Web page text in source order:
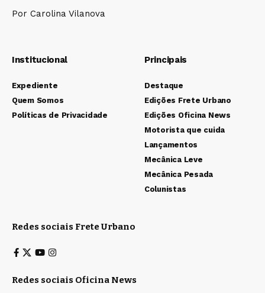
Por Carolina Vilanova
Institucional
Expediente
Quem Somos
Políticas de Privacidade
Principais
Destaque
Edições Frete Urbano
Edições Oficina News
Motorista que cuida
Lançamentos
Mecânica Leve
Mecânica Pesada
Colunistas
Redes sociais Frete Urbano
Redes sociais Oficina News